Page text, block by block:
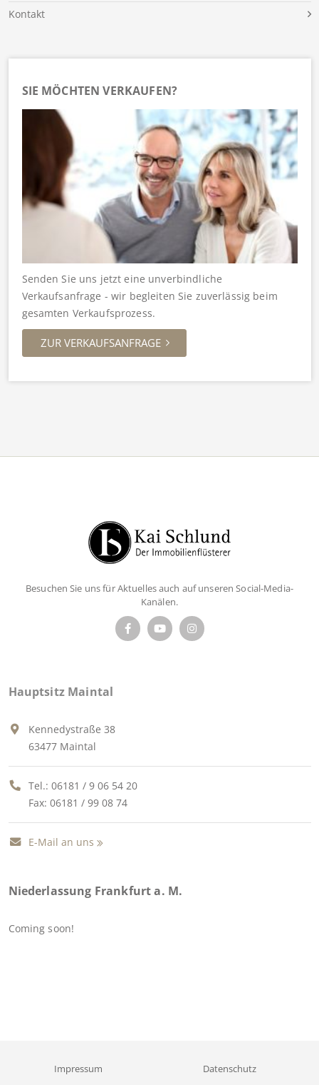
Kontakt
SIE MÖCHTEN VERKAUFEN?
Senden Sie uns jetzt eine unverbindliche
Verkaufsanfrage - wir begleiten Sie zuverlässig beim
gesamten Verkaufsprozess.
ZUR VERKAUFSANFRAGE
Besuchen Sie uns für Aktuelles auch auf unseren Social-Media-
Kanälen.
Hauptsitz Maintal
Kennedystraße 38
63477 Maintal
Tel.: 06181 / 9 06 54 20
Fax: 06181 / 99 08 74
E-Mail an uns
Niederlassung Frankfurt a. M.
Coming soon!
Impressum Datenschutz